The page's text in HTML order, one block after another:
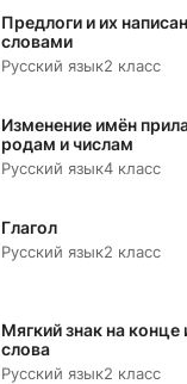
Предлоги и их
словами
Русский язык2 класс
Изменение имён
родам и числам
Русский язык4 класс
Глагол
Русский язык2 класс
Мягкий знак на конце
слова
Русский язык2 класс